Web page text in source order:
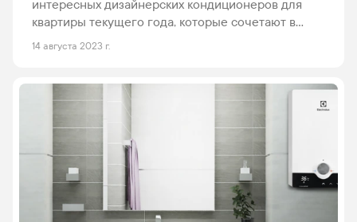
интересных дизайнерских кондиционеров для
квартиры текущего года, которые сочетают в
себе эстетичность и превосходную
идеального микроклимата, но и прекрасным
интерьера. Семерка лучших дизайнерских
кондиционеров 2023 по версии MirCli.ru Мы
рассмотрим варианты в широком ценовом
диапазоне, чтобы каждый смог подобрать для
себя идеальный вариант.
14 августа 2023 г.